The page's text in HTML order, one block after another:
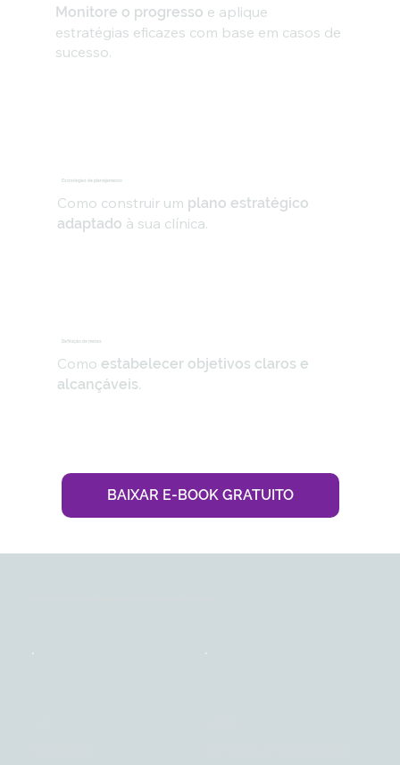
Estratégias de planejamento
Como construir um plano estratégico
adaptado à sua clínica.
Definição de metas
Como estabelecer objetivos claros e
alcançáveis.
Monitore o progresso e aplique
estratégias eficazes com base em casos de
sucesso.
BAIXAR E-BOOK GRATUITO